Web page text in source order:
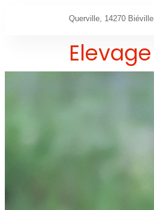
Querville, 14270